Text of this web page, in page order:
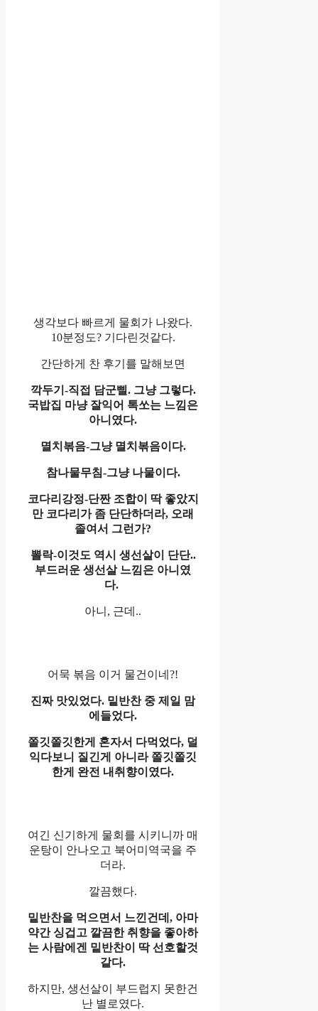
생각보다 빠르게 물회가 나왔다.
10분정도? 기다린것같다.
간단하게 찬 후기를 말해보면
깍두기-직접 담군삘. 그냥 그렇다.
국밥집 마냥 잘익어 톡쏘는 느낌은
아니였다.
멸치볶음-그냥 멸치볶음이다.
참나물무침-그냥 나물이다.
코다리강정-단짠 조합이 딱 좋았지
만 코다리가 좀 단단하더라, 오래
졸여서 그런가?
뽈락-이것도 역시 생선살이 단단..
부드러운 생선살 느낌은 아니였
다.
아니, 근데..
어묵 볶음 이거 물건이네?!
진짜 맛있었다. 밑반찬 중 제일 맘
에들었다.
쫄깃쫄깃한게 혼자서 다먹었다, 덜
익다보니 질긴게 아니라 쫄깃쫄깃
한게 완전 내취향이였다.
여긴 신기하게 물회를 시키니까 매
운탕이 안나오고 북어미역국을 주
더라.
깔끔했다.
밑반찬을 먹으면서 느낀건데, 아마
약간 싱겁고 깔끔한 취향을 좋아하
는 사람에겐 밑반찬이 딱 선호할것
같다.
하지만, 생선살이 부드럽지 못한건
난 별로였다.